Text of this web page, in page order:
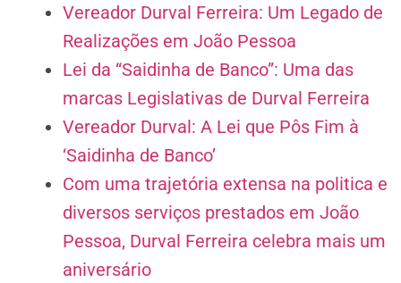
Vereador Durval Ferreira: Um Legado de
Realizações em João Pessoa
Lei da “Saidinha de Banco”: Uma das
marcas Legislativas de Durval Ferreira
Vereador Durval: A Lei que Pôs Fim à
‘Saidinha de Banco’
Com uma trajetória extensa na politica e
diversos serviços prestados em João
Pessoa, Durval Ferreira celebra mais um
aniversário